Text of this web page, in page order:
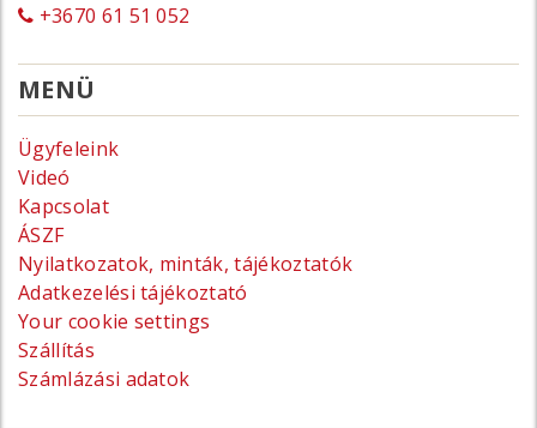
+3670 61 51 052
MENÜ
Ügyfeleink
Videó
Kapcsolat
ÁSZF
Nyilatkozatok, minták, tájékoztatók
Adatkezelési tájékoztató
Your cookie settings
Szállítás
Számlázási adatok